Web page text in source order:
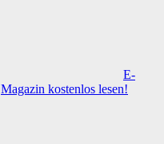
E-
Magazin kostenlos lesen!